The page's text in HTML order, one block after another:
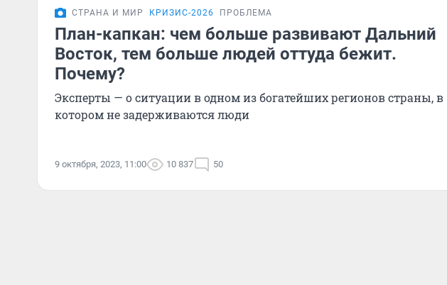
СТРАНА И МИР КРИЗИС-2026 ПРОБЛЕМА
План-капкан: чем больше развивают Дальний
Восток, тем больше людей оттуда бежит.
Почему?
Эксперты — о ситуации в одном из богатейших регионов страны, в
котором не задерживаются люди
9 октября, 2023, 11:00 10 837 50